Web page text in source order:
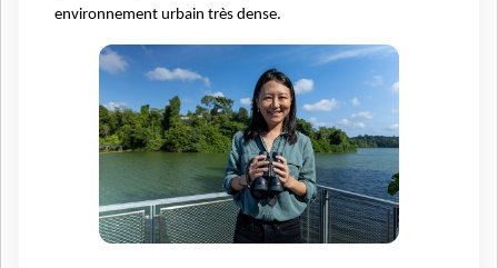
environnement urbain très dense.